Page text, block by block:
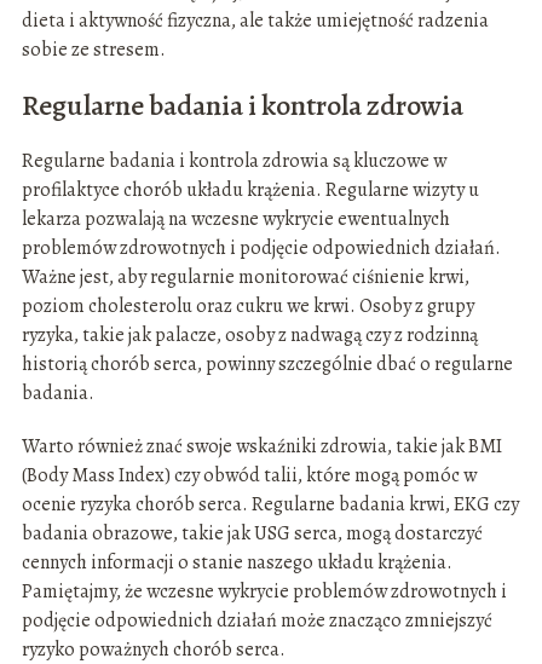
dieta i aktywność fizyczna, ale także umiejętność radzenia
sobie ze stresem.
Regularne badania i kontrola zdrowia
Regularne badania i kontrola zdrowia są kluczowe w
profilaktyce chorób układu krążenia. Regularne wizyty u
lekarza pozwalają na wczesne wykrycie ewentualnych
problemów zdrowotnych i podjęcie odpowiednich działań.
Ważne jest, aby regularnie monitorować ciśnienie krwi,
poziom cholesterolu oraz cukru we krwi. Osoby z grupy
ryzyka, takie jak palacze, osoby z nadwagą czy z rodzinną
historią chorób serca, powinny szczególnie dbać o regularne
badania.
Warto również znać swoje wskaźniki zdrowia, takie jak BMI
(Body Mass Index) czy obwód talii, które mogą pomóc w
ocenie ryzyka chorób serca. Regularne badania krwi, EKG czy
badania obrazowe, takie jak USG serca, mogą dostarczyć
cennych informacji o stanie naszego układu krążenia.
Pamiętajmy, że wczesne wykrycie problemów zdrowotnych i
podjęcie odpowiednich działań może znacząco zmniejszyć
ryzyko poważnych chorób serca.